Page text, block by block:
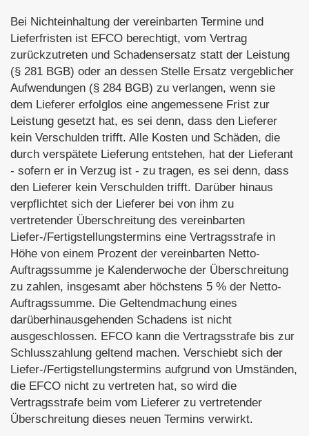
Bei Nichteinhaltung der vereinbarten Termine und
Lieferfristen ist EFCO berechtigt, vom Vertrag
zurückzutreten und Schadensersatz statt der Leistung
(§ 281 BGB) oder an dessen Stelle Ersatz vergeblicher
Aufwendungen (§ 284 BGB) zu verlangen, wenn sie
dem Lieferer erfolglos eine angemessene Frist zur
Leistung gesetzt hat, es sei denn, dass den Lieferer
kein Verschulden trifft. Alle Kosten und Schäden, die
durch verspätete Lieferung entstehen, hat der Lieferant
- sofern er in Verzug ist - zu tragen, es sei denn, dass
den Lieferer kein Verschulden trifft. Darüber hinaus
verpflichtet sich der Lieferer bei von ihm zu
vertretender Überschreitung des vereinbarten
Liefer-/Fertigstellungstermins eine Vertragsstrafe in
Höhe von einem Prozent der vereinbarten Netto-
Auftragssumme je Kalenderwoche der Überschreitung
zu zahlen, insgesamt aber höchstens 5 % der Netto-
Auftragssumme. Die Geltendmachung eines
darüberhinausgehenden Schadens ist nicht
ausgeschlossen. EFCO kann die Vertragsstrafe bis zur
Schlusszahlung geltend machen. Verschiebt sich der
Liefer-/Fertigstellungstermins aufgrund von Umständen,
die EFCO nicht zu vertreten hat, so wird die
Vertragsstrafe beim vom Lieferer zu vertretender
Überschreitung dieses neuen Termins verwirkt.